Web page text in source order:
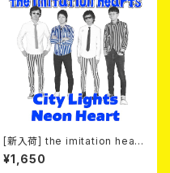
[新入荷] the imitation heart
s / City Lights Neon Heart
(7"EP)
¥1,650